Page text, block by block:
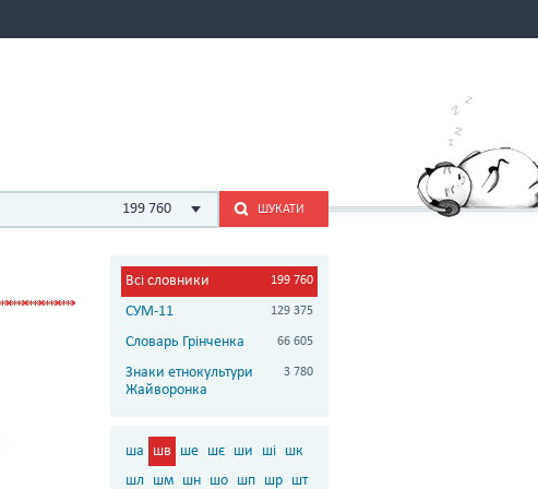
199 760 ШУКАТИ
Всі словники 199 760
СУМ-11 129 375
Словарь Грінченка 66 605
Знаки етнокультури
Жайворонка
3 780
ша шв ше шє ши ші шк
шл
шм шн шо шп шр шт